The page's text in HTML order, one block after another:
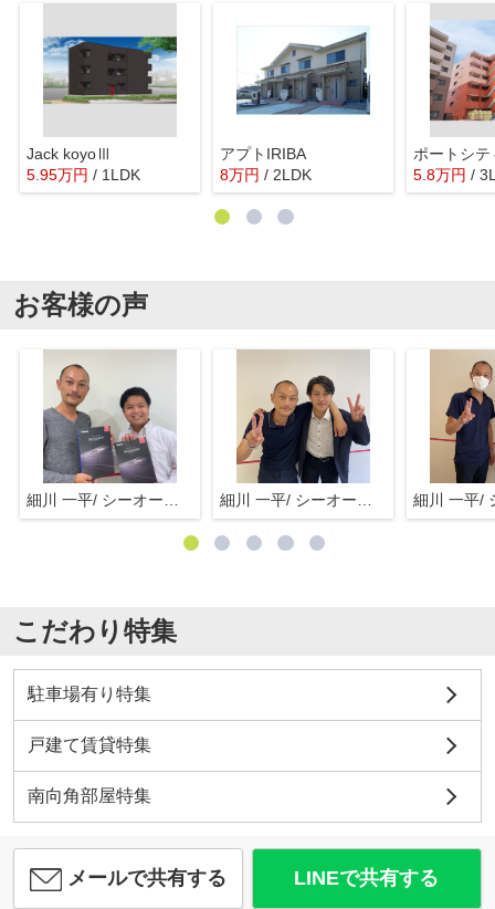
Jack koyoⅢ
5.95万円 / 1LDK
アプトIRIBA
8万円 / 2LDK
ポートシテ
5.8万円 /
お客様の声
こだわり特集
駐車場有り特集
戸建て賃貸特集
南向角部屋特集
メールで共有する LINEで共有する